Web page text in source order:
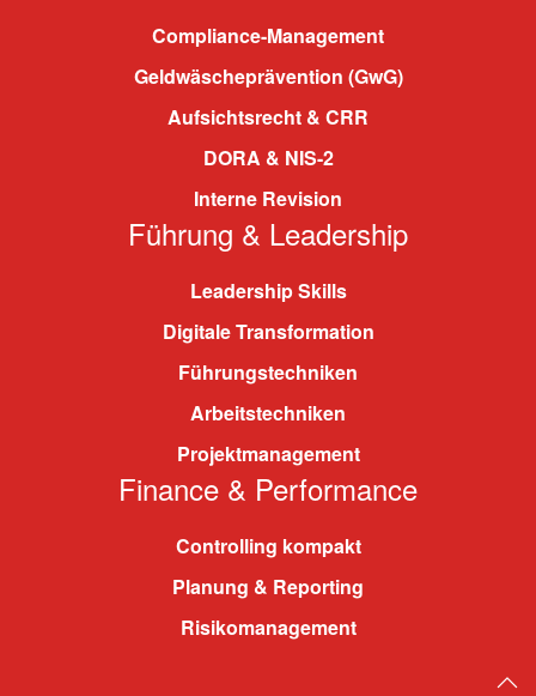
Compliance-Management
Geldwäscheprävention (GwG)
Aufsichtsrecht & CRR
DORA & NIS-2
Interne Revision
Führung & Leadership
Leadership Skills
Digitale Transformation
Führungstechniken
Arbeitstechniken
Projektmanagement
Finance & Performance
Controlling kompakt
Planung & Reporting
Risikomanagement